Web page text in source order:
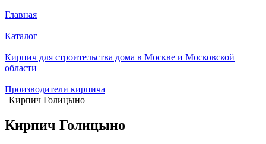
Главная
Каталог
Кирпич для строительства дома в Москве и Московской
области
Производители кирпича
Кирпич Голицыно
Кирпич Голицыно